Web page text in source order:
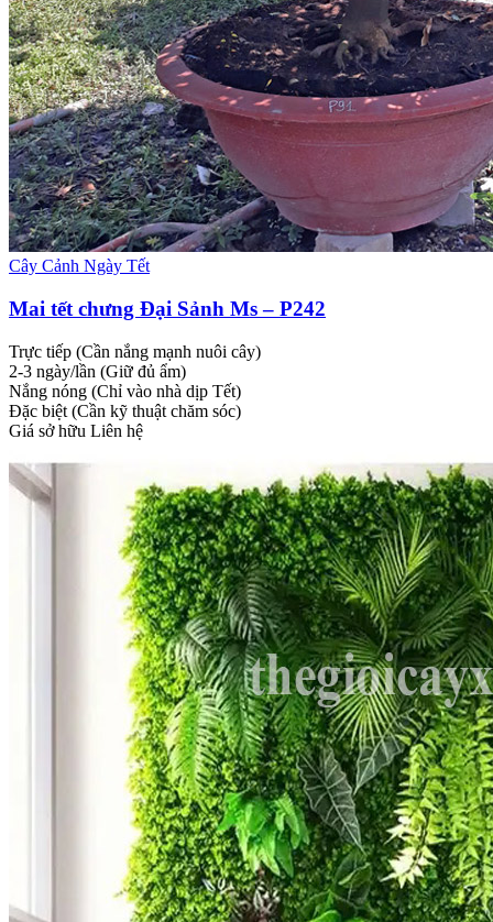
Cây Cảnh Ngày Tết
Mai tết chưng Đại Sảnh Ms – P242
Trực tiếp (Cần nắng mạnh nuôi cây)
2-3 ngày/lần (Giữ đủ ẩm)
Nắng nóng (Chỉ vào nhà dịp Tết)
Đặc biệt (Cần kỹ thuật chăm sóc)
Giá sở hữu Liên hệ